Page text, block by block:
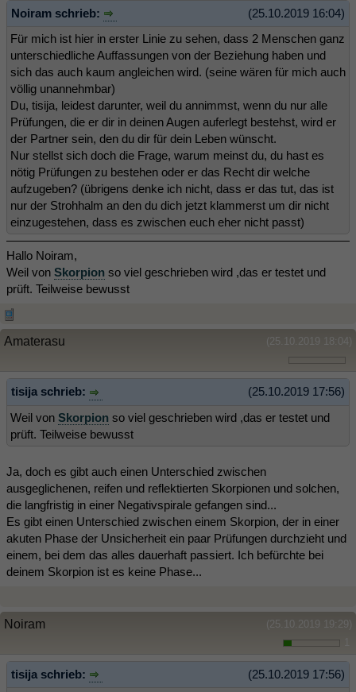
(25.10.2019 16:04)
Noiram schrieb:
Für mich ist hier in erster Linie zu sehen, dass 2 Menschen ganz
unterschiedliche Auffassungen von der Beziehung haben und
sich das auch kaum angleichen wird. (seine wären für mich auch
völlig unannehmbar)
Du, tisija, leidest darunter, weil du annimmst, wenn du nur alle
Prüfungen, die er dir in deinen Augen auferlegt bestehst, wird er
der Partner sein, den du dir für dein Leben wünscht.
Nur stellst sich doch die Frage, warum meinst du, du hast es
nötig Prüfungen zu bestehen oder er das Recht dir welche
aufzugeben? (übrigens denke ich nicht, dass er das tut, das ist
nur der Strohhalm an den du dich jetzt klammerst um dir nicht
einzugestehen, dass es zwischen euch eher nicht passt)
Hallo Noiram,
Weil von Skorpion so viel geschrieben wird ,das er testet und
prüft. Teilweise bewusst
(25.10.2019 18:04)
Amaterasu
(25.10.2019 17:56)
tisija schrieb:
Weil von Skorpion so viel geschrieben wird ,das er testet und
prüft. Teilweise bewusst
Ja, doch es gibt auch einen Unterschied zwischen
ausgeglichenen, reifen und reflektierten Skorpionen und solchen,
die langfristig in einer Negativspirale gefangen sind...
Es gibt einen Unterschied zwischen einem Skorpion, der in einer
akuten Phase der Unsicherheit ein paar Prüfungen durchzieht und
einem, bei dem das alles dauerhaft passiert. Ich befürchte bei
deinem Skorpion ist es keine Phase...
(25.10.2019 19:29)
Noiram
(25.10.2019 17:56)
tisija schrieb: